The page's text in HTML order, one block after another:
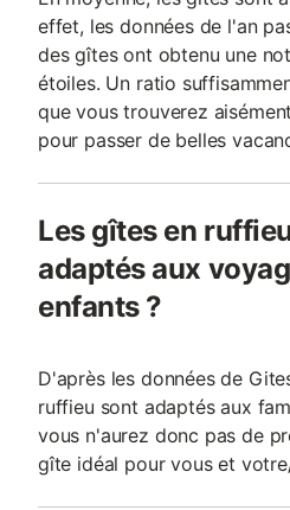
effet, les données de l'an
des gîtes ont obtenu une
étoiles. Un ratio
que vous trouverez
pour passer de belles
Les gîtes en
adaptés aux
enfants ?
D'après les données de
ruffieu sont adaptés aux
vous n'aurez donc pas de
gîte idéal pour vous et